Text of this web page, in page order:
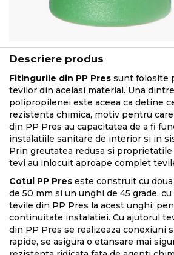
Descriere produs
Fitingurile din PP Pres sunt folosite
tevilor din acelasi material. Una
polipropilenei este aceea ca detine
rezistenta chimica, motiv pentru
din PP Pres au capacitatea de a fi
instalatiile sanitare de interior si in
Prin greutatea redusa si
tevi au inlocuit aproape complet
Cotul PP Pres este construit cu
de 50 mm si un unghi de 45 grade,
tevile din PP Pres la acest unghi,
continuitate instalatiei. Cu ajutorul
din PP Pres se realizeaza conexiuni
rapide, se asigura o etansare mai